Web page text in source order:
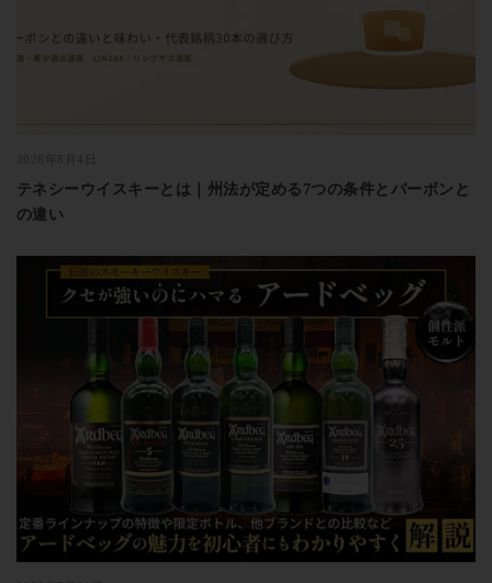
テネシーウイスキーとは｜州法が定める7つの条件とバーボンと
の違い